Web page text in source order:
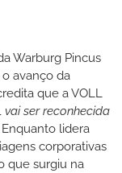
Warburg Pincus
avanço da
que a VOLL
vai ser reconhecida
Enquanto lidera
corporativas
que surgiu na